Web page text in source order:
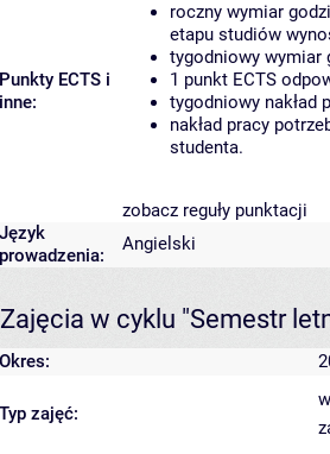
Punkty ECTS i
inne:
roczny wymiar
etapu studiów
tygodniowy wymiar
1 punkt ECTS
tygodniowy nakład
nakład pracy
studenta.
zobacz reguły punktacji
Język
prowadzenia:
Angielski
Zajęcia w cyklu "Semestr
Okres:
Typ zajęć: